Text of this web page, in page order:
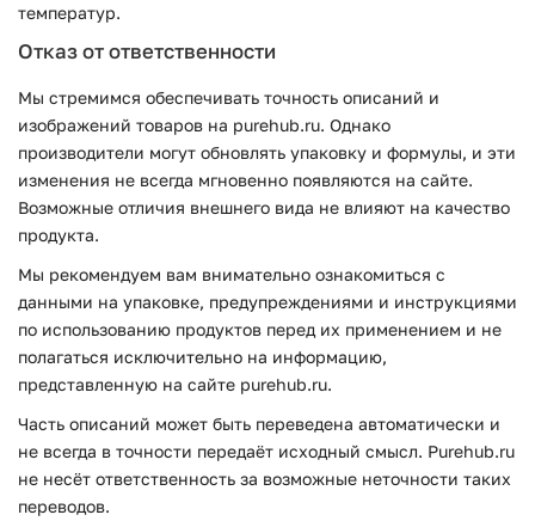
температур.
Отказ от ответственности
Мы стремимся обеспечивать точность описаний и
изображений товаров на purehub.ru. Однако
производители могут обновлять упаковку и формулы, и эти
изменения не всегда мгновенно появляются на сайте.
Возможные отличия внешнего вида не влияют на качество
продукта.
Мы рекомендуем вам внимательно ознакомиться с
данными на упаковке, предупреждениями и инструкциями
по использованию продуктов перед их применением и не
полагаться исключительно на информацию,
представленную на сайте purehub.ru.
Часть описаний может быть переведена автоматически и
не всегда в точности передаёт исходный смысл. Purehub.ru
не несёт ответственность за возможные неточности таких
переводов.